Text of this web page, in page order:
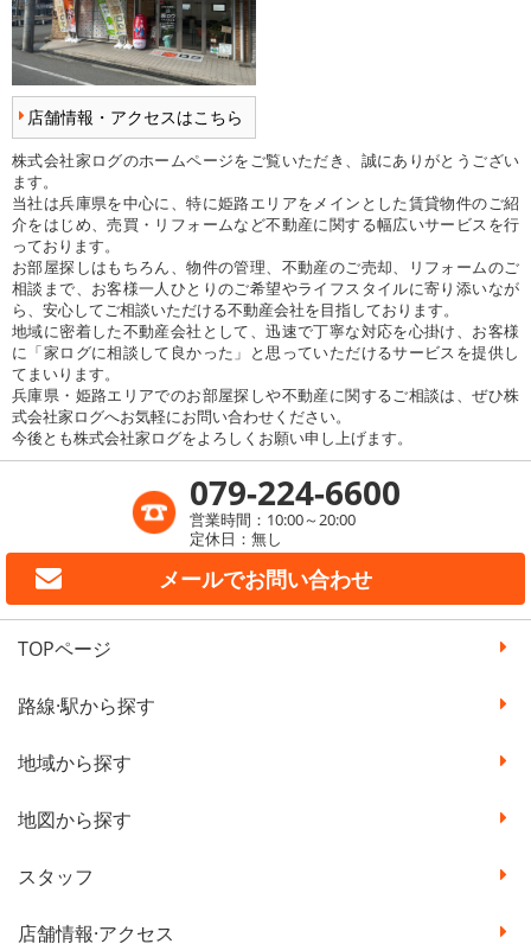
店舗情報・アクセスはこちら
株式会社家ログのホームページをご覧いただき、誠にありがとうござい
ます。
当社は兵庫県を中心に、特に姫路エリアをメインとした賃貸物件のご紹
介をはじめ、売買・リフォームなど不動産に関する幅広いサービスを行
っております。
お部屋探しはもちろん、物件の管理、不動産のご売却、リフォームのご
相談まで、お客様一人ひとりのご希望やライフスタイルに寄り添いなが
ら、安心してご相談いただける不動産会社を目指しております。
地域に密着した不動産会社として、迅速で丁寧な対応を心掛け、お客様
に「家ログに相談して良かった」と思っていただけるサービスを提供し
てまいります。
兵庫県・姫路エリアでのお部屋探しや不動産に関するご相談は、ぜひ株
式会社家ログへお気軽にお問い合わせください。
今後とも株式会社家ログをよろしくお願い申し上げます。
079-224-6600
営業時間：10:00～20:00
定休日：無し
メールでお問い合わせ
TOPページ
路線·駅から探す
地域から探す
地図から探す
スタッフ
店舗情報·アクセス